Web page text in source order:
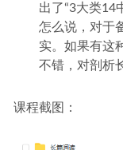
出了“3大类14
怎么说，对于
实。如果有这
不错，对剖析
课程截图：